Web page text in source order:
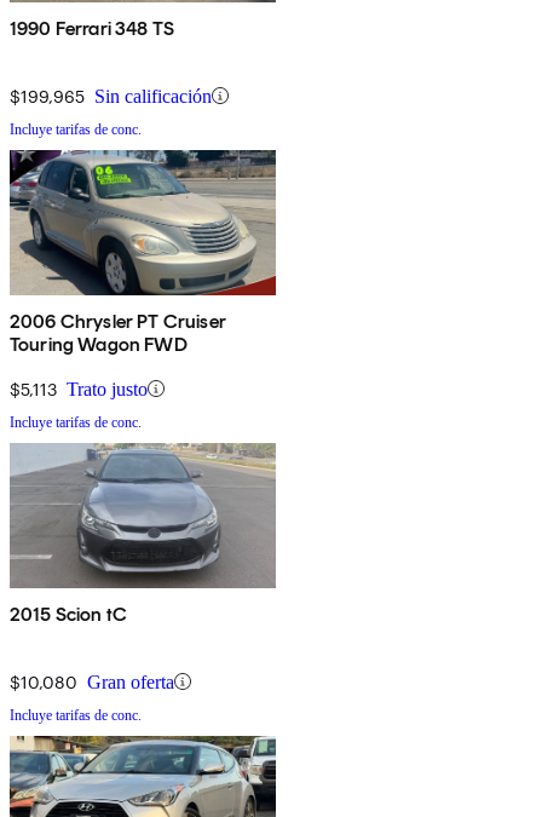
1990 Ferrari 348 TS
$199,965 Sin calificación
Incluye tarifas de conc.
2006 Chrysler PT Cruiser
Touring Wagon FWD
$5,113 Trato justo
Incluye tarifas de conc.
2015 Scion tC
$10,080 Gran oferta
Incluye tarifas de conc.